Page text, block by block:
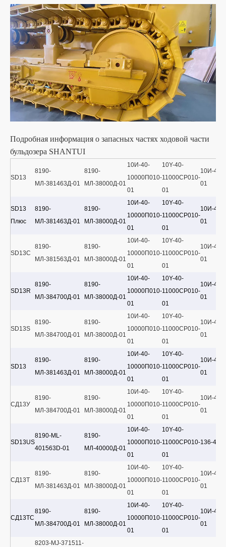
Подробная информация о запасных частях ходовой части
бульдозера SHANTUI
SD13
8190-
МЛ-381463Д-01
8190-
МЛ-38000Д-01
10И-40-
10000П010-
01
10Y-40-
11000CP010-
01
10И-40-
01
SD13
Плюс
8190-
МЛ-381463Д-01
8190-
МЛ-38000Д-01
10И-40-
10000П010-
01
10Y-40-
11000CP010-
01
10И-40-
01
SD13C
8190-
МЛ-381563Д-01
8190-
МЛ-38000Д-01
10И-40-
10000П010-
01
10Y-40-
11000CP010-
01
10И-40-
01
SD13R
8190-
МЛ-384700Д-01
8190-
МЛ-38000Д-01
10И-40-
10000П010-
01
10Y-40-
11000CP010-
01
10И-40-
01
SD13S
8190-
МЛ-384700Д-01
8190-
МЛ-38000Д-01
10И-40-
10000П010-
01
10Y-40-
11000CP010-
01
10И-40-
01
SD13
8190-
МЛ-381463Д-01
8190-
МЛ-38000Д-01
10И-40-
10000П010-
01
10Y-40-
11000CP010-
01
10И-40-
01
СД13У
8190-
МЛ-384700Д-01
8190-
МЛ-38000Д-01
10И-40-
10000П010-
01
10Y-40-
11000CP010-
01
10И-40-
01
SD13US
8190-ML-
401563D-01
8190-
МЛ-40000Д-01
10И-40-
10000П010-
01
10Y-40-
11000CP010-
01
136-40-
СД13Т
8190-
МЛ-381463Д-01
8190-
МЛ-38000Д-01
10И-40-
10000П010-
01
10Y-40-
11000CP010-
01
10И-40-
01
СД13ТС
8190-
МЛ-384700Д-01
8190-
МЛ-38000Д-01
10И-40-
10000П010-
01
10Y-40-
11000CP010-
01
10И-40-
01
8203-MJ-371511-